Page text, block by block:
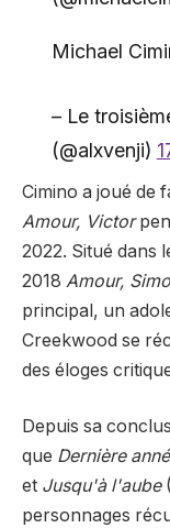
Michael
– Le
(@alxvenji)
Cimino a joué de
Amour, Victor
2022. Situé dans
2018 Amour,
principal, un
Creekwood se
des éloges
Depuis sa
que Dernière
et Jusqu'à l'aube
personnages